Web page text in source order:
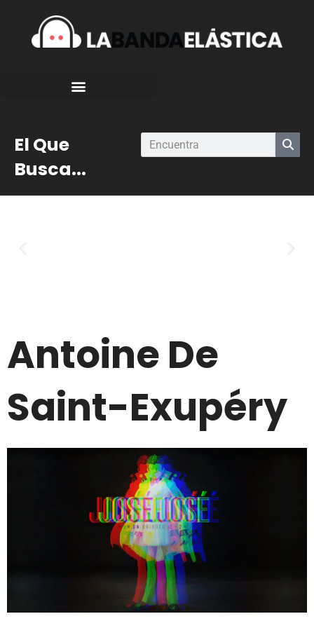
El Que
Busca...
Antoine De
Saint-Exupéry